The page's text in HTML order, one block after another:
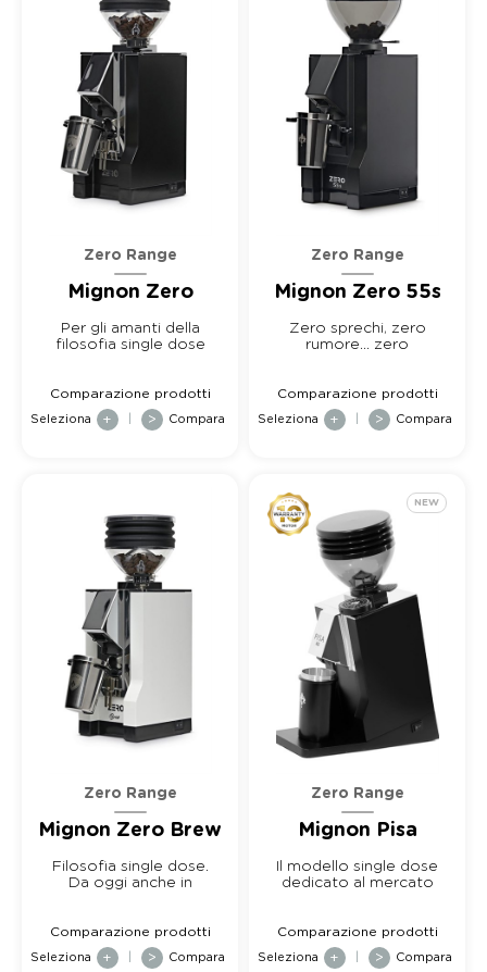
Zero Range
Mignon Zero
Per gli amanti della
filosofia single dose
Comparazione prodotti
Seleziona + > Compara
Zero Range
Mignon Zero 55s
Zero sprechi, zero
rumore... zero
Comparazione prodotti
Seleziona + > Compara
Zero Range
Mignon Zero Brew
Filosofia single dose.
Da oggi anche in
Comparazione prodotti
Seleziona + > Compara
NEW
Zero Range
Mignon Pisa
Il modello single dose
dedicato al mercato
Comparazione prodotti
Seleziona + > Compara